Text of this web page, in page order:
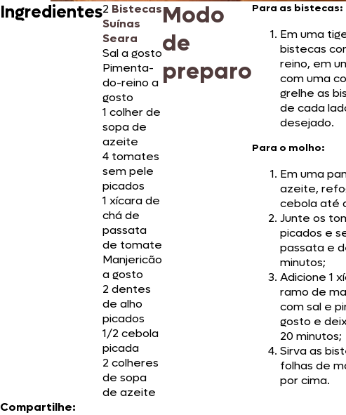
Ingredientes2 Bistecas
Suínas
Seara
Sal a gosto
Pimenta-
do-reino a
gosto
1 colher de
sopa de
azeite
4 tomates
sem pele
picados
1 xícara de
chá de
passata
de tomate
Manjericão
a gosto
2 dentes
de alho
picados
1/2 cebola
picada
2 colheres
de sopa
de azeite
Modo
de
preparo
Para as bistecas:
Em uma
bistecas
reino, em
com uma
grelhe as
de cada
desejado.
Para o molho:
Em uma
azeite,
cebola até
Junte os
picados e
passata e
minutos;
Adicione 1
ramo de
com sal e
gosto e
20 minutos;
Sirva as
folhas de
por cima.
Compartilhe: